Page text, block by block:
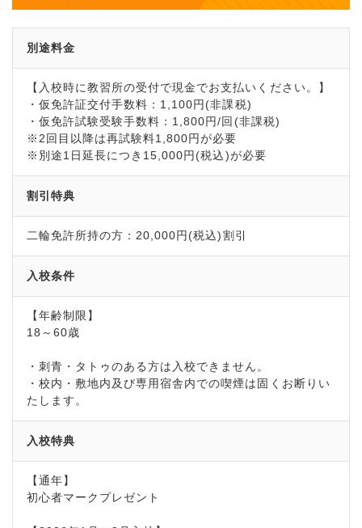
別途料金
【入校時に教習所の受付で現金でお支払いください。】
・仮免許証交付手数料：1,100円(非課税)
・仮免許試験受験手数料：1,800円/回(非課税)
※2回目以降は再試験料1,800円が必要
※別途1日延長につき15,000円(税込)が必要
割引特典
二輪免許所持の方：20,000円(税込)割引
入校条件
【年齢制限】
18～60歳
・刺青・タトゥのある方は入校できません。
・校内・敷地内及び専用宿舎内での喫煙は固くお断りい
たします。
入校特典
【通年】
初心者マークプレゼント